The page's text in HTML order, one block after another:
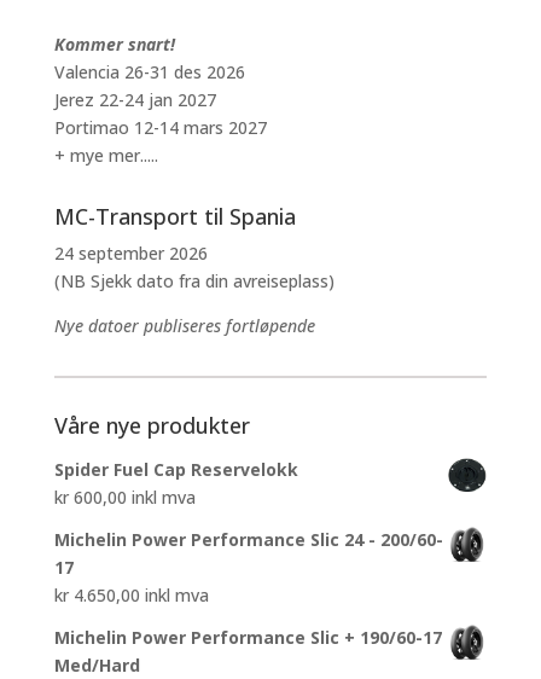
Kommer snart!
Valencia 26-31 des 2026
Jerez 22-24 jan 2027
Portimao 12-14 mars 2027
+ mye mer.....
MC-Transport til Spania
24 september 2026
(NB Sjekk dato fra din avreiseplass)
Nye datoer publiseres fortløpende
Våre nye produkter
Spider Fuel Cap Reservelokk
kr600,00 inkl mva
Michelin Power Performance Slic 24 - 200/60-
17
kr4.650,00 inkl mva
Michelin Power Performance Slic + 190/60-17
Med/Hard